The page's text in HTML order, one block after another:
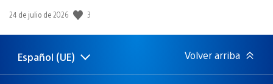
Fecha
publicación:
24 de julio de 2026 3
Selecciona
una
Región
actual:
Español (UE) Volver arriba